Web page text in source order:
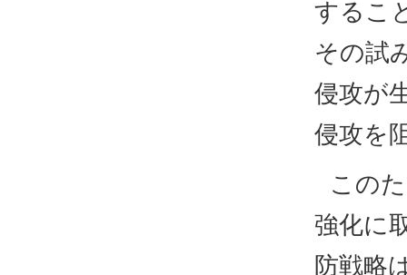
するこ
その試
侵攻が
侵攻を
この
強化に
防戦略